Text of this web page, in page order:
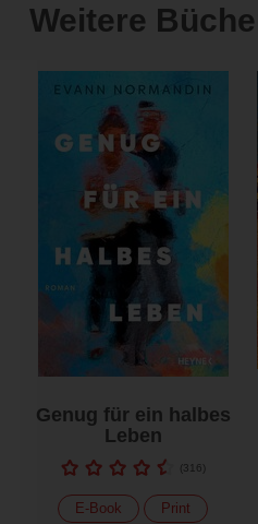
Weitere
Genug für ein halbes
Leben
(316)
E-Book Print